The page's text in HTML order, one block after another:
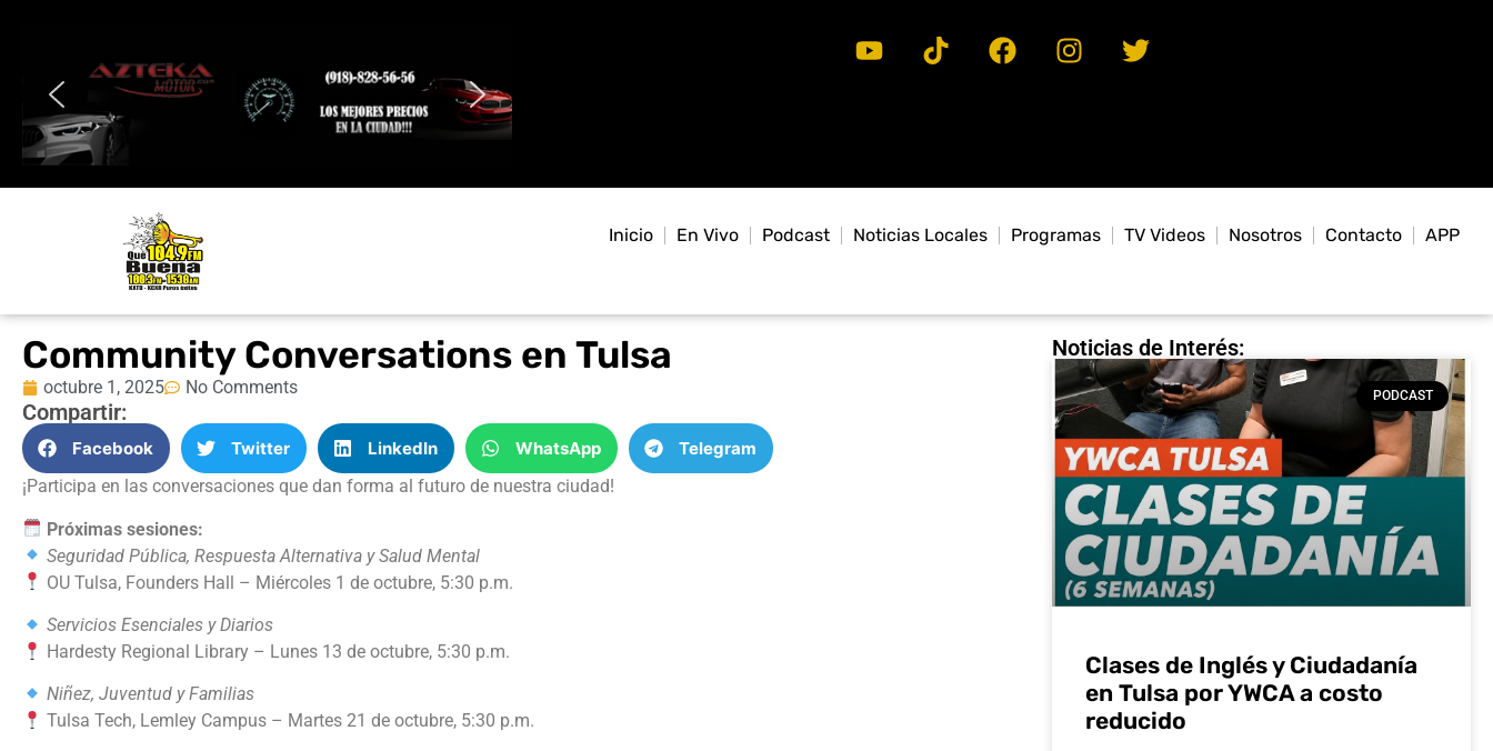
Inicio En Vivo Podcast Noticias Locales Programas TV Videos Nosotros Contacto APP
Community Conversations en Tulsa
octubre 1, 2025 No Comments
Compartir:
Facebook Twitter LinkedIn WhatsApp
Telegram
¡Participa en las conversaciones que dan forma al futuro de nuestra ciudad!
Próximas sesiones:
Seguridad Pública, Respuesta Alternativa y Salud Mental
OU Tulsa, Founders Hall – Miércoles 1 de octubre, 5:30 p.m.
Servicios Esenciales y Diarios
Hardesty Regional Library – Lunes 13 de octubre, 5:30 p.m.
Niñez, Juventud y Familias
Tulsa Tech, Lemley Campus – Martes 21 de octubre, 5:30 p.m.
Noticias de Interés:
PODCAST
Clases de Inglés y Ciudadanía
en Tulsa por YWCA a costo
reducido